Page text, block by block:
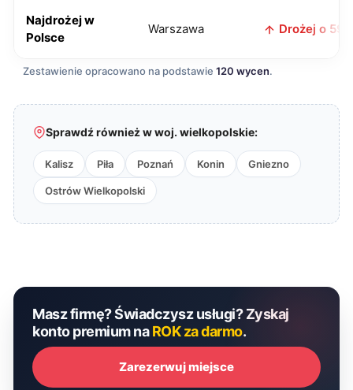
Najdrożej w
Polsce
Warszawa Drożej o 59
Zestawienie opracowano na podstawie 120 wycen.
Sprawdź również w woj. wielkopolskie:
Kalisz Piła Poznań Konin Gniezno
Ostrów Wielkopolski
Masz firmę? Świadczysz usługi? Zyskaj
konto premium naROK za darmo.
Zarezerwuj miejsce